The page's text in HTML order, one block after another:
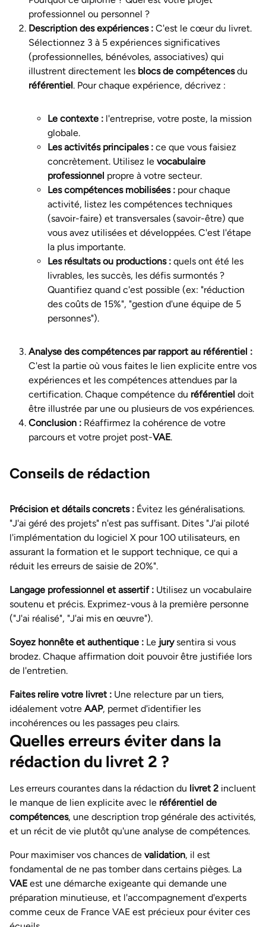
professionnel ou personnel ?
Description des expériences : C'est le cœur du livret.
Sélectionnez 3 à 5 expériences significatives
(professionnelles, bénévoles, associatives) qui
illustrent directement les blocs de compétencesdu
référentiel. Pour chaque expérience, décrivez :
Le contexte : l'entreprise, votre poste, la mission
globale.
Les activités principales : ce que vous faisiez
concrètement. Utilisez le vocabulaire
professionnel propre à votre secteur.
Les compétences mobilisées : pour chaque
activité, listez les compétences techniques
(savoir-faire) et transversales (savoir-être) que
vous avez utilisées et développées. C'est l'étape
la plus importante.
Les résultats ou productions : quels ont été les
livrables, les succès, les défis surmontés ?
Quantifiez quand c'est possible (ex: "réduction
des coûts de 15%", "gestion d'une équipe de 5
personnes").
Analyse des compétences par rapport au référentiel :
C'est la partie où vous faites le lien explicite entre vos
expériences et les compétences attendues par la
certification. Chaque compétence du référentiel doit
être illustrée par une ou plusieurs de vos expériences.
Conclusion : Réaffirmez la cohérence de votre
parcours et votre projet post-VAE.
Conseils de rédaction
Précision et détails concrets : Évitez les généralisations.
"J'ai géré des projets" n'est pas suffisant. Dites "J'ai piloté
l'implémentation du logiciel X pour 100 utilisateurs, en
assurant la formation et le support technique, ce qui a
réduit les erreurs de saisie de 20%".
Langage professionnel et assertif : Utilisez un vocabulaire
soutenu et précis. Exprimez-vous à la première personne
("J'ai réalisé", "J'ai mis en œuvre").
Soyez honnête et authentique : Le jurysentira si vous
brodez. Chaque affirmation doit pouvoir être justifiée lors
de l'entretien.
Faites relire votre livret : Une relecture par un tiers,
idéalement votre AAP, permet d'identifier les
incohérences ou les passages peu clairs.
Quelles erreurs éviter dans la
rédaction du livret 2 ?
Les erreurs courantes dans la rédaction du livret 2 incluent
le manque de lien explicite avec le référentiel de
compétences, une description trop générale des activités,
et un récit de vie plutôt qu'une analyse de compétences.
Pour maximiser vos chances de validation, il est
fondamental de ne pas tomber dans certains pièges. La
VAE est une démarche exigeante qui demande une
préparation minutieuse, et l'accompagnement d'experts
comme ceux de France VAE est précieux pour éviter ces